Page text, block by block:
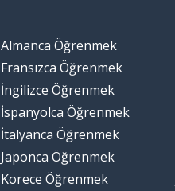
Almanca Öğrenmek
Fransızca Öğrenmek
İngilizce Öğrenmek
İspanyolca Öğrenmek
İtalyanca Öğrenmek
Japonca Öğrenmek
Korece Öğrenmek